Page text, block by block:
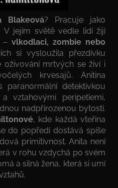
Blakeová? Pracuje jako
V jejím světě vedle lidí žijí
– vlkodlaci, zombie nebo
si vysloužila přezdívku
oživování mrtvých se živí i
krvesajů. Anitina
paranormální detektivkou
vztahovými peripetiemi,
nadpřirozenou bytostí.
, kde každá vteřina
do popředí dostává spíše
primitivnost. Anita není
v rohu vzdychá po svém
a silná žena, která si umí